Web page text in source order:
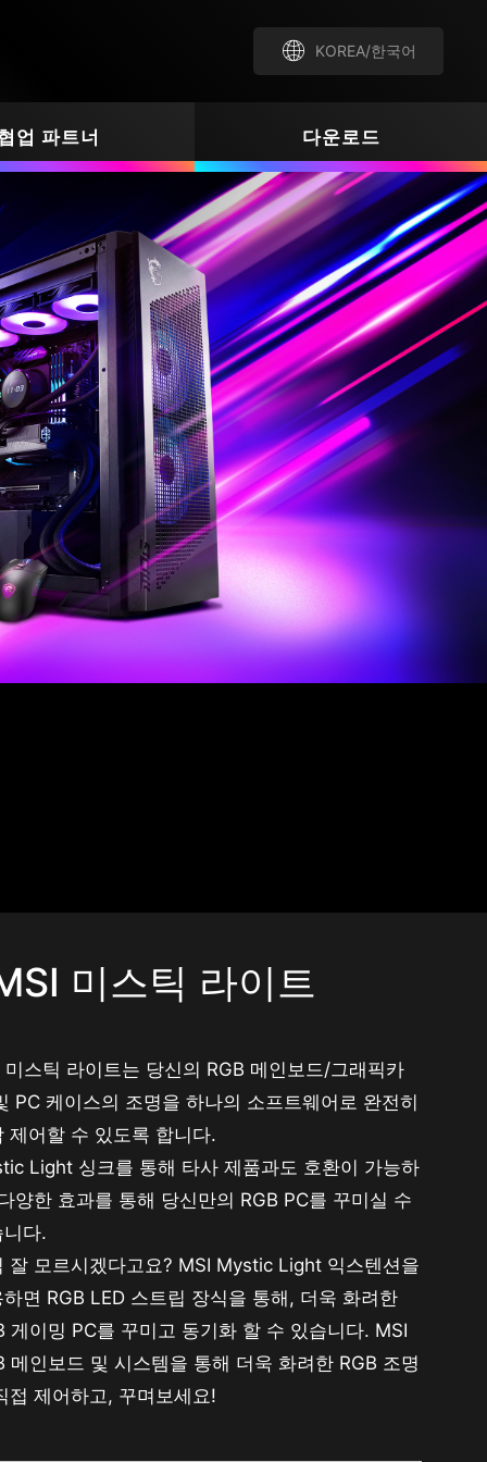
KOREA/한국어
업 파트너 다운로드
미스틱 라이트
미스틱 라이트는 당신의 RGB 메인보드/그래픽카
PC 케이스의 조명을 하나의 소프트웨어로 완전히
제어할 수 있도록 합니다.
Light 싱크를 통해 타사 제품과도 호환이 가능하
양한 효과를 통해 당신만의 RGB PC를 꾸미실 수
니다.
잘 모르시겠다고요? MSI Mystic Light 익스텐션을
하면 RGB LED 스트립 장식을 통해, 더욱 화려한
게이밍 PC를 꾸미고 동기화 할 수 있습니다. MSI
메인보드 및 시스템을 통해 더욱 화려한 RGB 조명
접 제어하고, 꾸며보세요!